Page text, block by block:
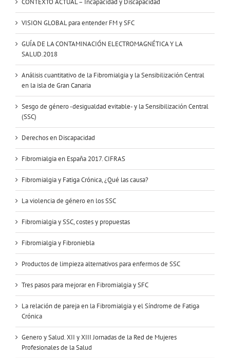
CONTEXTO ACTUAL – Incapacidad y Discapacidad
VISION GLOBAL para entender FM y SFC
GUÍA DE LA CONTAMINACIÓN ELECTROMAGNÉTICA Y LA
SALUD.2018
Análisis cuantitativo de la Fibromialgia y la Sensibilización Central
en la isla de Gran Canaria
Sesgo de género -desigualdad evitable- y la Sensibilización Central
(SSC)
Derechos en Discapacidad
Fibromialgia en España 2017. CIFRAS
Fibromialgia y Fatiga Crónica, ¿Qué las causa?
La violencia de género en los SSC
Fibromialgia y SSC, costes y propuestas
Fibromialgia y Fibroniebla
Productos de limpieza alternativos para enfermos de SSC
Tres pasos para mejorar en Fibromialgia y SFC
La relación de pareja en la Fibromialgia y el Síndrome de Fatiga
Crónica
Genero y Salud. XII y XIII Jornadas de la Red de Mujeres
Profesionales de la Salud